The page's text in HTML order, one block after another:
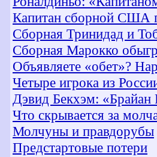
Капитан сборной США
Сборная Тринидад и
Сборная Марокко
Объявляете «обет»?
Четыре игрока из
Дэвид Бекхэм: «Брайан
Что скрывается за
Молчуны и правдорубы
Предстартовые потери